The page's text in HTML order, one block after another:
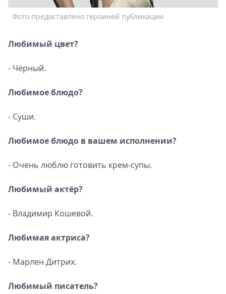
Фото предоставлено героиней публикации
Любимый цвет?
- Чёрный.
Любимое блюдо?
- Суши.
Любимое блюдо в вашем исполнении?
- Очень люблю готовить крем-супы.
Любимый актёр?
- Владимир Кошевой.
Любимая актриса?
- Марлен Дитрих.
Любимый писатель?